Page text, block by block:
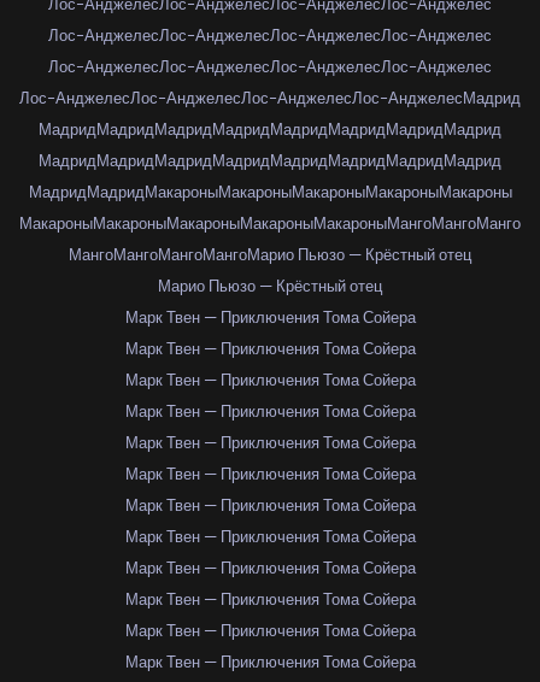
Лос-АнджелесЛос-АнджелесЛос-АнджелесЛос-Анджелес
Лос-АнджелесЛос-АнджелесЛос-АнджелесЛос-Анджелес
Лос-АнджелесЛос-АнджелесЛос-АнджелесЛос-Анджелес
Лос-АнджелесЛос-АнджелесЛос-АнджелесЛос-АнджелесМадрид
МадридМадридМадридМадридМадридМадридМадридМадрид
МадридМадридМадридМадридМадридМадридМадридМадрид
МадридМадридМакароныМакароныМакароныМакароныМакароны
МакароныМакароныМакароныМакароныМакароныМангоМангоМанго
МангоМангоМангоМангоМарио Пьюзо — Крёстный отец
Марио Пьюзо — Крёстный отец
Марк Твен — Приключения Тома Сойера
Марк Твен — Приключения Тома Сойера
Марк Твен — Приключения Тома Сойера
Марк Твен — Приключения Тома Сойера
Марк Твен — Приключения Тома Сойера
Марк Твен — Приключения Тома Сойера
Марк Твен — Приключения Тома Сойера
Марк Твен — Приключения Тома Сойера
Марк Твен — Приключения Тома Сойера
Марк Твен — Приключения Тома Сойера
Марк Твен — Приключения Тома Сойера
Марк Твен — Приключения Тома Сойера